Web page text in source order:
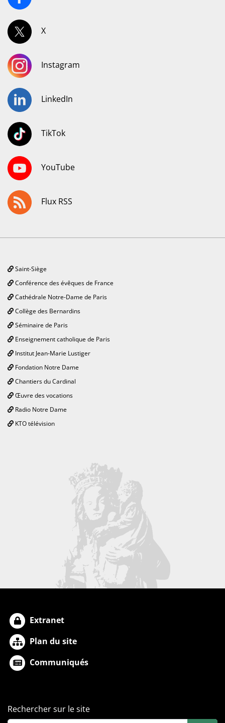
X
Instagram
LinkedIn
TikTok
YouTube
Flux RSS
Saint-Siège
Conférence des évêques de France
Cathédrale Notre-Dame de Paris
Collège des Bernardins
Séminaire de Paris
Enseignement catholique de Paris
Institut Jean-Marie Lustiger
Fondation Notre Dame
Chantiers du Cardinal
Œuvre des vocations
Radio Notre Dame
KTO télévision
Extranet
Plan du site
Communiqués
Rechercher sur le site